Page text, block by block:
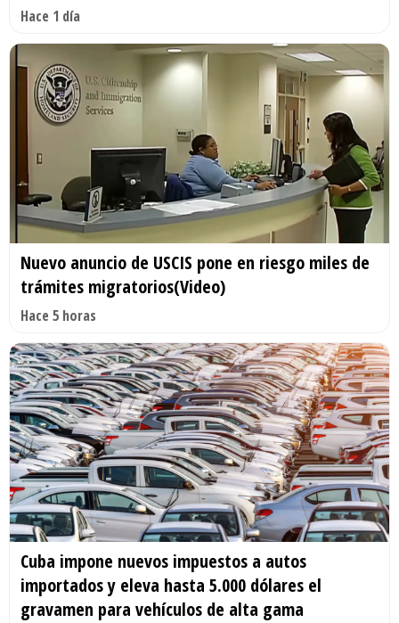
Hace 1 día
Nuevo anuncio de USCIS pone en riesgo miles de
trámites migratorios(Video)
Hace 5 horas
Cuba impone nuevos impuestos a autos
importados y eleva hasta 5.000 dólares el
gravamen para vehículos de alta gama